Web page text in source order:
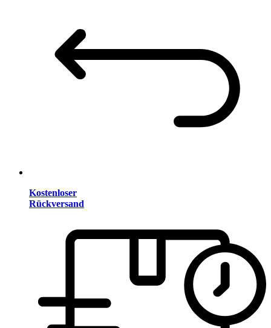
Kostenloser
Rückversand